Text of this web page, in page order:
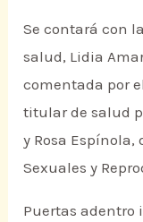
Se contará con
salud, Lidia
comentada por
titular de salud
y Rosa Espínola,
Sexuales y
Puertas